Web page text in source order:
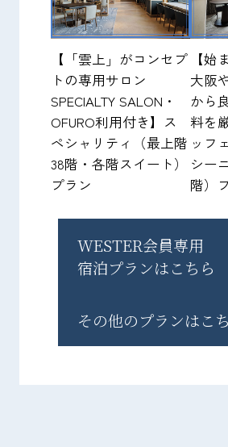
【「雲上」がコンセプ
トの専用サロン
SPECIALTY SALON・
OFURO利用付き】ス
ペシャリティ（最上階
38階・各階スイート）
プラン
【
大阪
から
料を
ッフ
シー
階）
WESTER会員専用
宿泊プランはこちら
その他のプランはこ